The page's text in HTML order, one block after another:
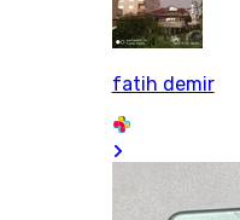
fatih demir